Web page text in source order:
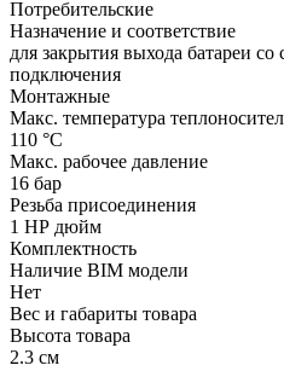
Потребительские
Назначение и соответствие
для закрытия выхода батареи
подключения
Монтажные
Макс. температура
110 °С
Макс. рабочее давление
16 бар
Резьба присоединения
1 НР дюйм
Комплектность
Наличие BIM модели
Нет
Вес и габариты товара
Высота товара
2.3 см